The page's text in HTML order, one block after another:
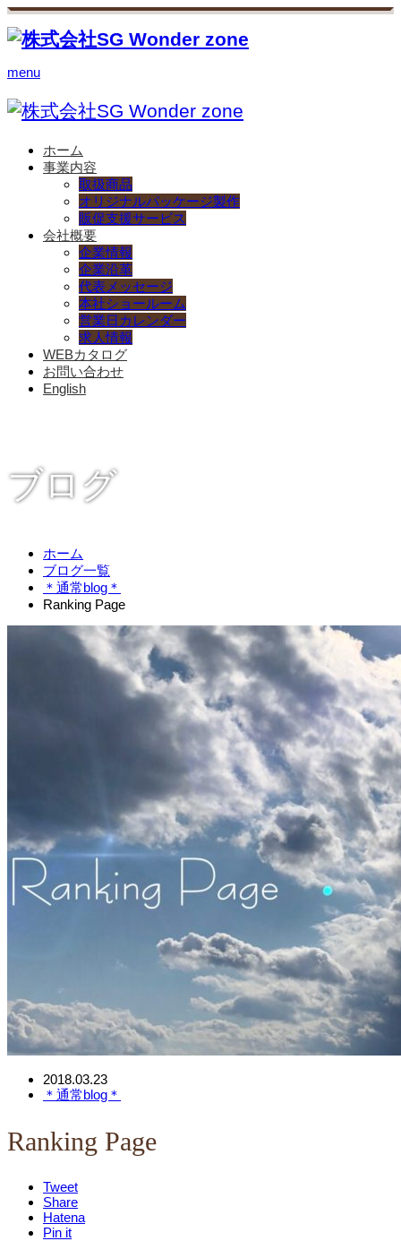
menu
ホーム
事業内容
取扱商品
オリジナルパッケージ製作
販促支援サービス
会社概要
企業情報
企業沿革
代表メッセージ
本社ショールーム
営業日カレンダー
求人情報
WEBカタログ
お問い合わせ
English
ブログ
ホーム
ブログ一覧
＊通常blog＊
Ranking Page
2018.03.23
＊通常blog＊
Ranking Page
Tweet
Share
Hatena
Pin it